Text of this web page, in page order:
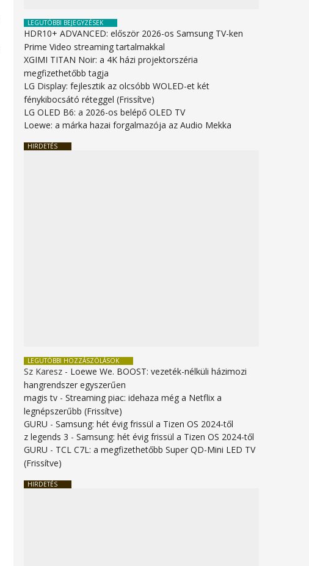
LEGUTÓBBI BEJEGYZÉSEK
HDR10+ ADVANCED: először 2026-os Samsung TV-ken
Prime Video streaming tartalmakkal
XGIMI TITAN Noir: a 4K házi projektorszéria
megfizethetőbb tagja
LG Display: fejlesztik az olcsóbb WOLED-et két
fénykibocsátó réteggel (Frissítve)
LG OLED B6: a 2026-os belépő OLED TV
Loewe: a márka hazai forgalmazója az Audio Mekka
HIRDETÉS
LEGUTÓBBI HOZZÁSZÓLÁSOK
Sz Karesz - Loewe We. BOOST: vezeték-nélküli házimozi
hangrendszer egyszerűen
magis tv -Streaming piac: idehaza még a Netflix a
legnépszerűbb (Frissítve)
GURU -Samsung: hét évig frissül a Tizen OS 2024-től
z legends 3 -Samsung: hét évig frissül a Tizen OS 2024-től
GURU - TCL C7L: a megfizethetőbb Super QD-Mini LED TV
(Frissítve)
HIRDETÉS